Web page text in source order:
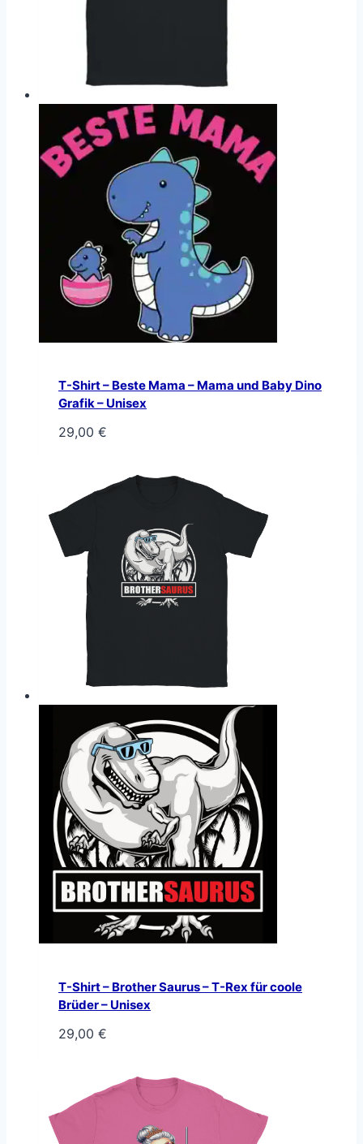
T-Shirt – Beste Mama – Mama und Baby Dino
Grafik – Unisex
29,00 €
T-Shirt – Brother Saurus – T-Rex für coole
Brüder – Unisex
29,00 €